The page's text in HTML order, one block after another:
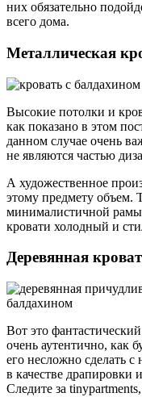
них обязательно
всего дома.
Металлическая
Высокие потолки и
как показано в этом
данном случае очень
не являются частью
А художественное
этому предмету объем.
минималистичной рамы
кровати холодный и
Деревянная
Вот это
очень аутентично, как
его несложно сделать
в качестве драпировки
Следите за